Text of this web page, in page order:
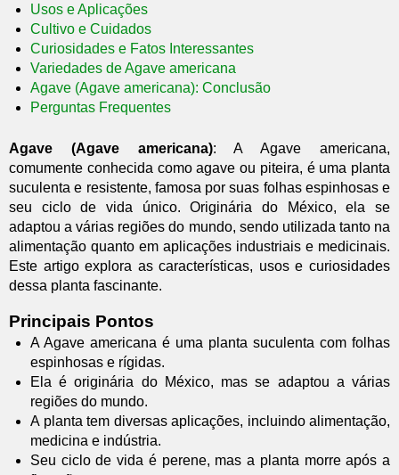
Usos e Aplicações
Cultivo e Cuidados
Curiosidades e Fatos Interessantes
Variedades de Agave americana
Agave (Agave americana): Conclusão
Perguntas Frequentes
Agave (Agave americana): A Agave americana,
comumente conhecida como agave ou piteira, é uma planta
suculenta e resistente, famosa por suas folhas espinhosas e
seu ciclo de vida único. Originária do México, ela se
adaptou a várias regiões do mundo, sendo utilizada tanto na
alimentação quanto em aplicações industriais e medicinais.
Este artigo explora as características, usos e curiosidades
dessa planta fascinante.
Principais Pontos
A Agave americana é uma planta suculenta com folhas
espinhosas e rígidas.
Ela é originária do México, mas se adaptou a várias
regiões do mundo.
A planta tem diversas aplicações, incluindo alimentação,
medicina e indústria.
Seu ciclo de vida é perene, mas a planta morre após a